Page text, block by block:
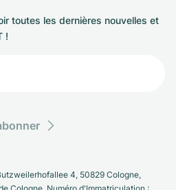
toutes les dernières nouvelles et
!
4, 50829 Cologne,